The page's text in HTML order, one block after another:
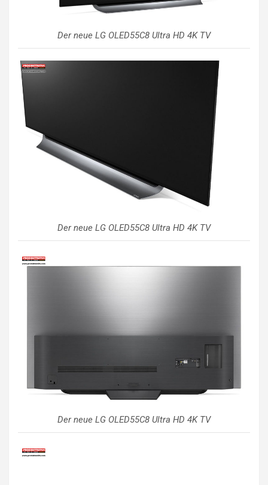
Der neue LG OLED55C8 Ultra HD 4K TV
Der neue LG OLED55C8 Ultra HD 4K TV
Der neue LG OLED55C8 Ultra HD 4K TV